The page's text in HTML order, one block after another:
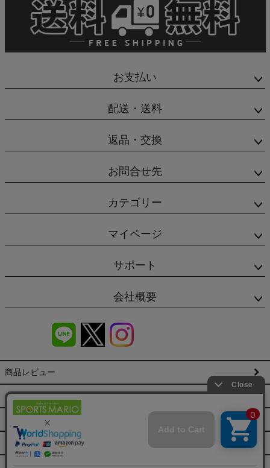
お支払い
配送・送料
返品・交換
お問合せ先
カテゴリー
マイページ
サポート
会社概要
商品レビュー
会社概要（HP）
特定商取引法に基づく表示